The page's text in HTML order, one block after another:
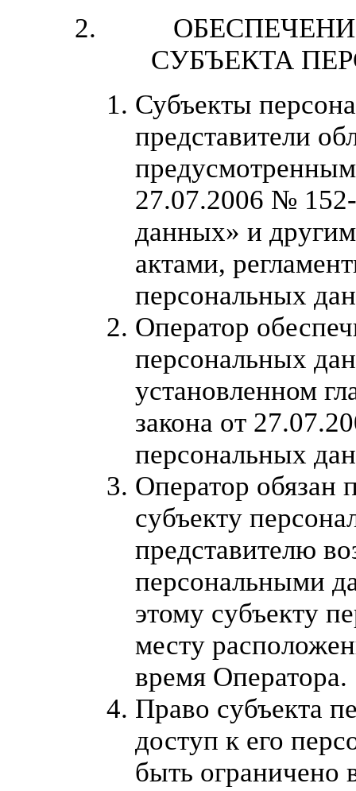
СУБЪЕКТА
Субъекты
представители
27.07.2006 №
данных» и
актами,
персональных
Оператор
персональных
установленном
закона от
персональных
Оператор обязан
субъекту
представителю
персональными
этому субъекту
месту
время Оператора.
Право субъекта
доступ к его
быть ограничено